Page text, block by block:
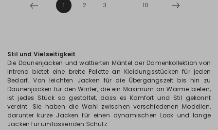
1 2 3 ... 10
Stil und Vielseitigkeit
Die Daunenjacken und wattierten Mäntel der Damenkollektion von
Intrend bietet eine breite Palette an Kleidungsstücken für jeden
Bedarf. Von leichten Jacken für die Übergangszeit bis hin zu
Daunenjacken für den Winter, die ein Maximum an Wärme bieten,
ist jedes Stück so gestaltet, dass es Komfort und Stil gekonnt
vereint. Sie haben die Wahl zwischen verschiedenen Modellen,
darunter kurze Jacken für einen dynamischen Look und lange
Jacken für umfassenden Schutz.